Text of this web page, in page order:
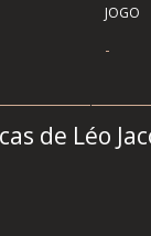
JOGO
-
de Léo